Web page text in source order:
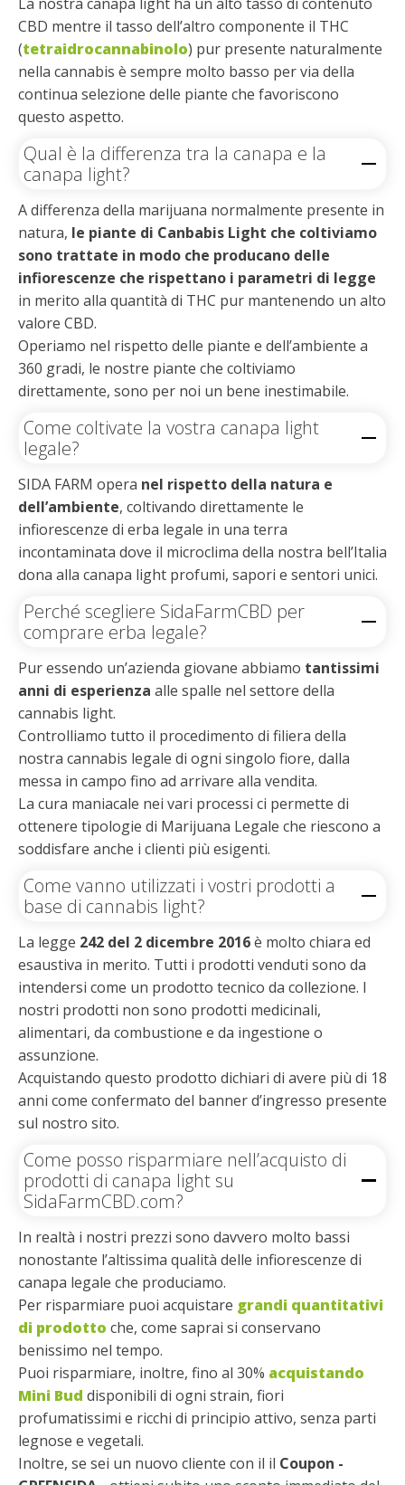
CBD mentre il tasso dell’altro componente il THC
(tetraidrocannabinolo) pur presente naturalmente
nella cannabis è sempre molto basso per via della
continua selezione delle piante che favoriscono
questo aspetto.
Qual è la differenza tra la canapa e la
canapa light?
A differenza della marijuana normalmente presente in
natura, le piante di Canbabis Light che coltiviamo
sono trattate in modo che producano delle
infiorescenze che rispettano i parametri di legge
in merito alla quantità di THC pur mantenendo un alto
valore CBD.
Operiamo nel rispetto delle piante e dell’ambiente a
360 gradi, le nostre piante che coltiviamo
direttamente, sono per noi un bene inestimabile.
Come coltivate la vostra canapa light
legale?
SIDA FARM opera nel rispetto della natura e
dell’ambiente, coltivando direttamente le
infiorescenze di erba legale in una terra
incontaminata dove il microclima della nostra bell’Italia
dona alla canapa light profumi, sapori e sentori unici.
Perché scegliere SidaFarmCBD per
comprare erba legale?
Pur essendo un’azienda giovane abbiamo tantissimi
anni di esperienza alle spalle nel settore della
cannabis light.
Controlliamo tutto il procedimento di filiera della
nostra cannabis legale di ogni singolo fiore, dalla
messa in campo fino ad arrivare alla vendita.
La cura maniacale nei vari processi ci permette di
ottenere tipologie di Marijuana Legale che riescono a
soddisfare anche i clienti più esigenti.
Come vanno utilizzati i vostri prodotti a
base di cannabis light?
La legge 242 del 2 dicembre 2016è molto chiara ed
esaustiva in merito. Tutti i prodotti venduti sono da
intendersi come un prodotto tecnico da collezione. I
nostri prodotti non sono prodotti medicinali,
alimentari, da combustione e da ingestione o
assunzione.
Acquistando questo prodotto dichiari di avere più di 18
anni come confermato del banner d’ingresso presente
sul nostro sito.
Come posso risparmiare nell’acquisto di
prodotti di canapa light su
SidaFarmCBD.com?
In realtà i nostri prezzi sono davvero molto bassi
nonostante l’altissima qualità delle infiorescenze di
canapa legale che produciamo.
Per risparmiare puoi acquistare grandi quantitativi
di prodotto che, come saprai si conservano
benissimo nel tempo.
Puoi risparmiare, inoltre, fino al 30% acquistando
Mini Bud disponibili di ogni strain, fiori
profumatissimi e ricchi di principio attivo, senza parti
legnose e vegetali.
Inoltre, se sei un nuovo cliente con il il Coupon -